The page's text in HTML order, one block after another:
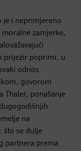
je i neprimjereno
zamjerke,
prijezir poprimi, u
odnos.
govorom
Thaler, ponašanje
na
što se dulje
partnera prema